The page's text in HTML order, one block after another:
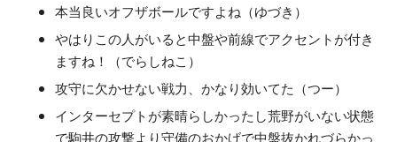
本当良いオフザボールですよね（ゆづき）
やはりこの人がいると中盤や前線でアクセントが付き
ますね！（でらしねこ）
攻守に欠かせない戦力、かなり効いてた（つー）
インターセプトが素晴らしかったし荒野がいない状態
で駒井の攻撃より守備のおかげで中盤抜かれづらかっ